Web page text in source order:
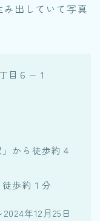
み出していて写真
目６−１
から徒歩約４
歩約１分
年12月25日